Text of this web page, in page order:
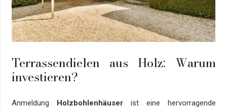
Terrassendielen aus Holz: Warum
investieren?
Anmeldung Holzbohlenhäuserist eine hervorragende